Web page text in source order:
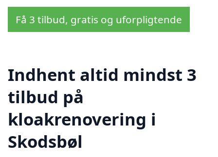
Få 3 tilbud, gratis og uforpligtende
Indhent altid mindst 3
tilbud på
kloakrenovering i
Skodsbøl